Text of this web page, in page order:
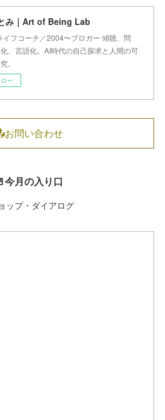
み｜Art of Being Lab
イフコーチ／2004〜ブロガー 傾聴、問
、言語化。AI時代の自己探求と人間の可
。
ー
お問い合わせ
今月の入り口
ップ・ダイアログ